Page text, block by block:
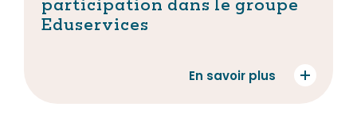
Eduservices
En savoir plus